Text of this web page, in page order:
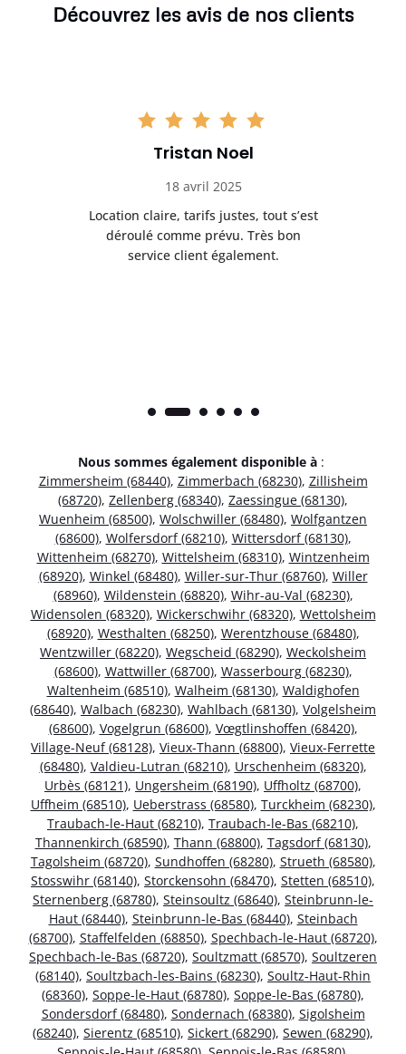
Découvrez les avis de nos clients
Tristan Noel
18 avril 2025
Location claire, tarifs justes, tout s’est
déroulé comme prévu. Très bon
service client également.
Nous sommes également disponible à :
Zimmersheim (68440), Zimmerbach (68230), Zillisheim
(68720), Zellenberg (68340), Zaessingue (68130),
Wuenheim (68500), Wolschwiller (68480), Wolfgantzen
(68600), Wolfersdorf (68210), Wittersdorf (68130),
Wittenheim (68270), Wittelsheim (68310), Wintzenheim
(68920), Winkel (68480), Willer-sur-Thur (68760), Willer
(68960), Wildenstein (68820), Wihr-au-Val (68230),
Widensolen (68320), Wickerschwihr (68320), Wettolsheim
(68920), Westhalten (68250), Werentzhouse (68480),
Wentzwiller (68220), Wegscheid (68290), Weckolsheim
(68600), Wattwiller (68700), Wasserbourg (68230),
Waltenheim (68510), Walheim (68130), Waldighofen
(68640), Walbach (68230), Wahlbach (68130), Volgelsheim
(68600), Vogelgrun (68600), Vœgtlinshoffen (68420),
Village-Neuf (68128), Vieux-Thann (68800), Vieux-Ferrette
(68480), Valdieu-Lutran (68210), Urschenheim (68320),
Urbès (68121), Ungersheim (68190), Uffholtz (68700),
Uffheim (68510), Ueberstrass (68580), Turckheim (68230),
Traubach-le-Haut (68210), Traubach-le-Bas (68210),
Thannenkirch (68590), Thann (68800), Tagsdorf (68130),
Tagolsheim (68720), Sundhoffen (68280), Strueth (68580),
Stosswihr (68140), Storckensohn (68470), Stetten (68510),
Sternenberg (68780), Steinsoultz (68640), Steinbrunn-le-
Haut (68440), Steinbrunn-le-Bas (68440), Steinbach
(68700), Staffelfelden (68850), Spechbach-le-Haut (68720),
Spechbach-le-Bas (68720), Soultzmatt (68570), Soultzeren
(68140), Soultzbach-les-Bains (68230), Soultz-Haut-Rhin
(68360), Soppe-le-Haut (68780), Soppe-le-Bas (68780),
Sondersdorf (68480), Sondernach (68380), Sigolsheim
(68240), Sierentz (68510), Sickert (68290), Sewen (68290),